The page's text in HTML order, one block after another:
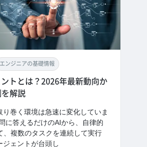
エンジニアの基礎情報
トとは？2026年最新動向か
解説
り巻く環境は急速に変化していま
に答えるだけのAIから、自律的
、複数のタスクを連続して実行
ジェントが台頭し